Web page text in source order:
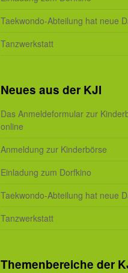
Taekwondo-Abteilung hat neue
Tanzwerkstatt
Neues aus der KJI
Das Anmeldeformular zur
online
Anmeldung zur Kinderbörse
Einladung zum Dorfkino
Taekwondo-Abteilung hat neue
Tanzwerkstatt
Themenbereiche der